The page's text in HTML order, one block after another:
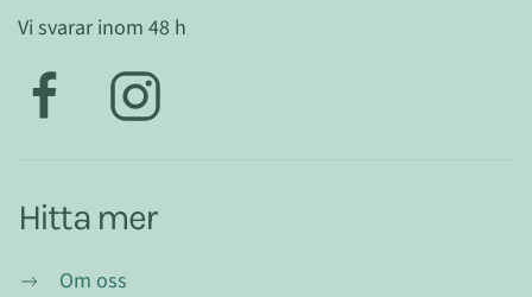
Vi svarar inom 48 h
Hitta mer
Om oss